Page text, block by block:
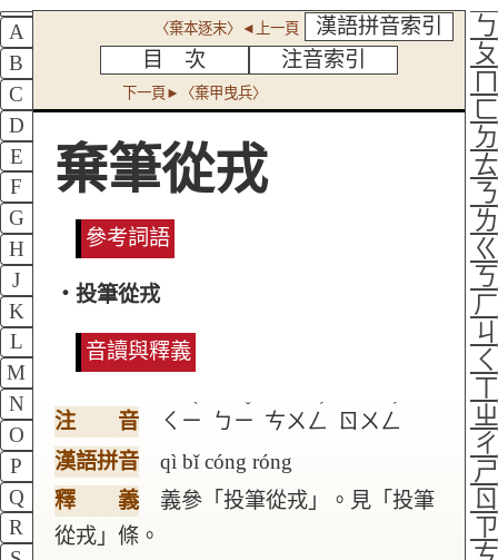
A
B
C
D
E
F
G
H
J
K
L
M
N
O
P
Q
R
〈棄本逐末〉◄上一頁
漢語拼音索引
目 次
注音索引
下一頁►〈棄甲曳兵〉
棄筆從戎
參考詞語
‧投筆從戎
音讀與釋義
注 音 ㄑㄧ
ˋ
ㄅㄧ
ˇ
ㄘㄨㄥ
ˊ
ㄖㄨㄥ
ˊ
漢語拼音
qì bǐ cóng róng
釋 義
義參「投筆從戎」。見「投筆
從戎」條。